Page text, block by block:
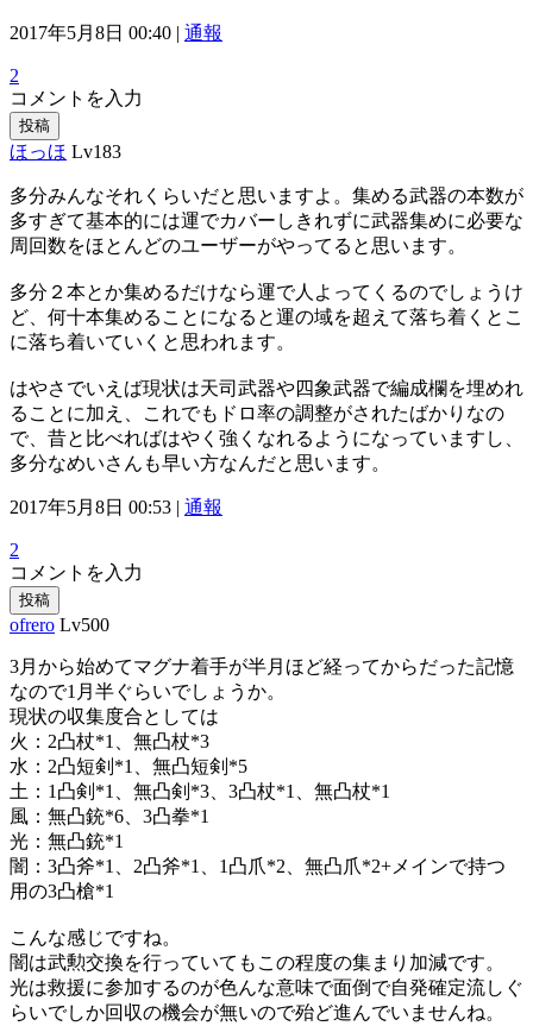
2017年5月8日 00:40 | 通報
2
コメントを入力
投稿
ほっほ Lv183
多分みんなそれくらいだと思いますよ。集める武器の本数が
多すぎて基本的には運でカバーしきれずに武器集めに必要な
周回数をほとんどのユーザーがやってると思います。
多分２本とか集めるだけなら運で人よってくるのでしょうけ
ど、何十本集めることになると運の域を超えて落ち着くとこ
に落ち着いていくと思われます。
はやさでいえば現状は天司武器や四象武器で編成欄を埋めれ
ることに加え、これでもドロ率の調整がされたばかりなの
で、昔と比べればはやく強くなれるようになっていますし、
多分なめいさんも早い方なんだと思います。
2017年5月8日 00:53 | 通報
2
コメントを入力
投稿
ofrero Lv500
3月から始めてマグナ着手が半月ほど経ってからだった記憶
なので1月半ぐらいでしょうか。
現状の収集度合としては
火：2凸杖*1、無凸杖*3
水：2凸短剣*1、無凸短剣*5
土：1凸剣*1、無凸剣*3、3凸杖*1、無凸杖*1
風：無凸銃*6、3凸拳*1
光：無凸銃*1
闇：3凸斧*1、2凸斧*1、1凸爪*2、無凸爪*2+メインで持つ
用の3凸槍*1
こんな感じですね。
闇は武勲交換を行っていてもこの程度の集まり加減です。
光は救援に参加するのが色んな意味で面倒で自発確定流しぐ
らいでしか回収の機会が無いので殆ど進んでいませんね。